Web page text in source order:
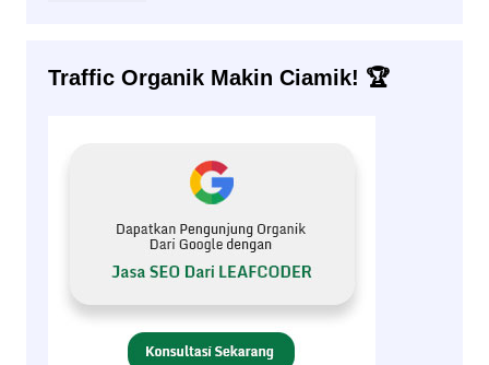
Traffic Organik Makin Ciamik! 🏆